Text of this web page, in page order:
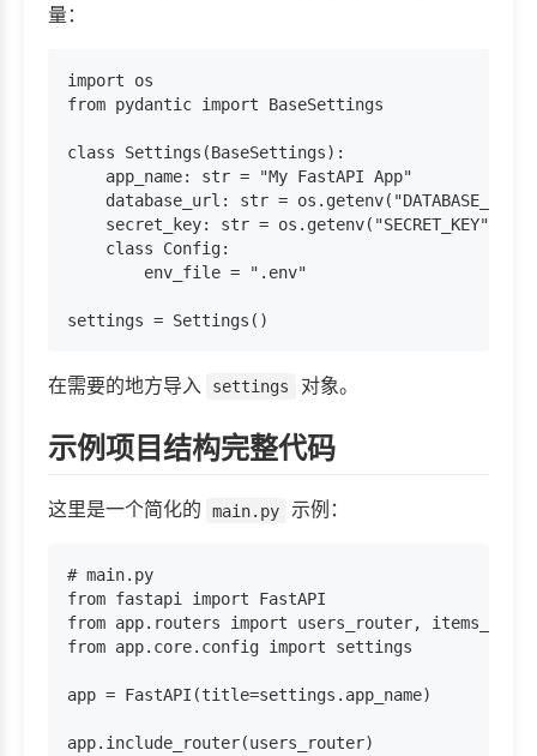
量：
import os
from pydantic import BaseSettings
class Settings(BaseSettings):
    app_name: str = "My FastAPI App"
database_url: str =
secret_key: str = os.getenv("SECRET_KEY",
    class Config:
        env_file = ".env"
在需要的地方导入 settings 对象。
示例项目结构完整代码
这里是一个简化的 main.py 示例：
# main.py
from fastapi import FastAPI
from app.routers import users_router,
from app.core.config import settings
app = FastAPI(title=settings.app_name)
app.include_router(users_router)